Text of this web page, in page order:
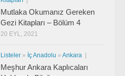
Mutlaka Okumanız Gereken
Gezi Kitapları – Bölüm 4
20 EYL, 2021
Listeler » İç Anadolu » Ankara
Meşhur Ankara Kaplıcaları